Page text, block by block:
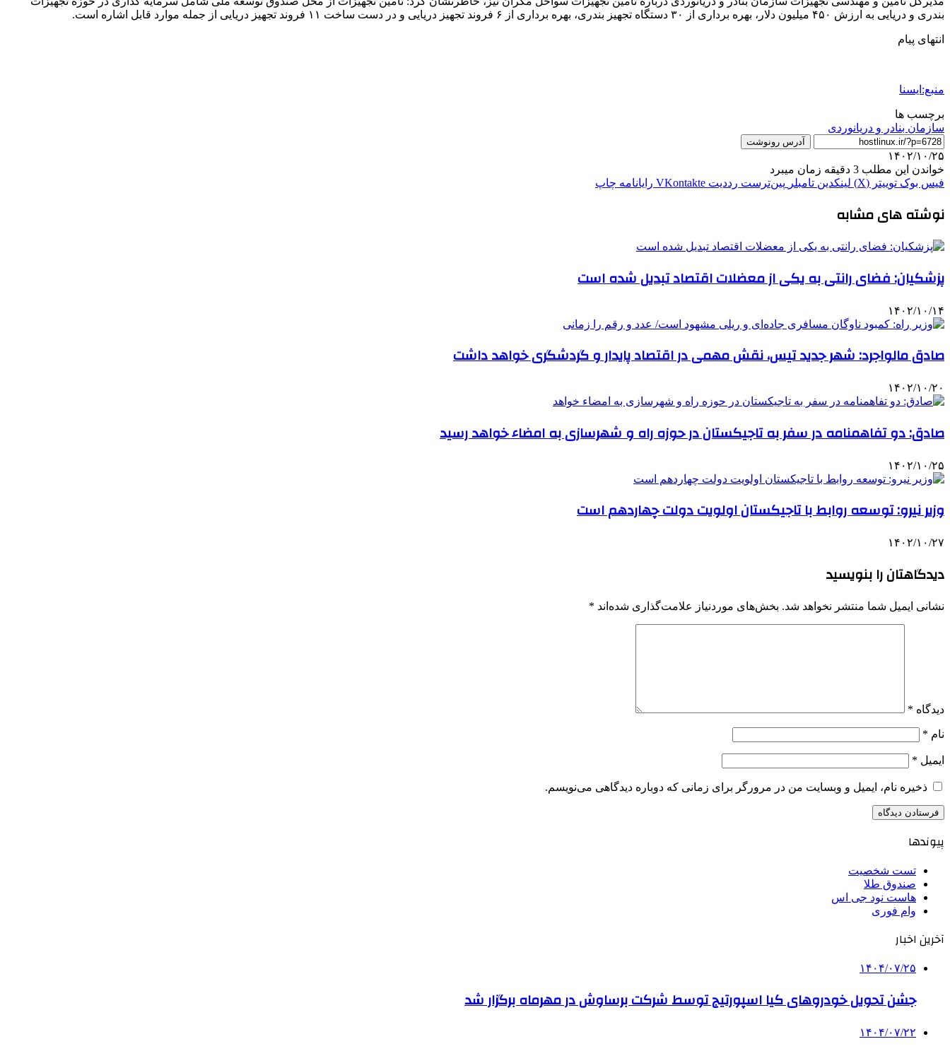
بندری و دریایی به ارزش ۴۵۰ میلیون دلار، بهره برداری از ۳۰ دستگاه تجهیز بندری، بهره برداری از ۶ فروند تجهیز دریایی و در دست ساخت ۱۱ فروند تجهیز دریایی از جمله موارد قابل اشاره است.
انتهای پیام
منبع:ایسنا
برچسب ها
سازمان بنادر و دریانوردی
آدرس رونوشت
۱۴۰۲/۱۰/۲۵
خواندن این مطلب 3 دقیقه زمان میبرد
فیس بوک توییتر (X) لینکدین ‫تامبلر ‫پین‌ترست ‫رددیت ‫VKontakte رایانامه چاپ
نوشته های مشابه
پزشکیان: فضای رانتی به یکی از معضلات اقتصاد تبدیل شده است
۱۴۰۲/۱۰/۱۴
صادق مالواجرد: شهر جدید تیس، نقش مهمی در اقتصاد پایدار و گردشگری خواهد داشت
۱۴۰۲/۱۰/۲۰
صادق: دو تفاهمنامه در سفر به تاجیکستان در حوزه راه و شهرسازی به امضاء خواهد رسید
۱۴۰۲/۱۰/۲۵
وزیر نیرو: توسعه روابط با تاجیکستان اولویت دولت چهاردهم است
۱۴۰۲/۱۰/۲۷
دیدگاهتان را بنویسید
نشانی ایمیل شما منتشر نخواهد شد. بخش‌های موردنیاز علامت‌گذاری شده‌اند *
دیدگاه *
نام *
ایمیل *
ذخیره نام، ایمیل و وبسایت من در مرورگر برای زمانی که دوباره دیدگاهی می‌نویسم.
پیوندها
تست شخصیت
صندوق طلا
هاست نود جی اس
وام فوری
آخرین اخبار
۱۴۰۴/۰۷/۲۵
جشن تحویل خودروهای کیا اسپورتیج توسط شرکت برساوش در مهرماه برگزار شد
۱۴۰۴/۰۷/۲۲